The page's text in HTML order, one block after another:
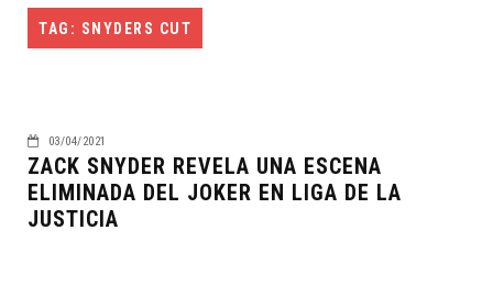
TAG: SNYDERS CUT
03/04/2021
ZACK SNYDER REVELA UNA ESCENA
ELIMINADA DEL JOKER EN LIGA DE LA
JUSTICIA